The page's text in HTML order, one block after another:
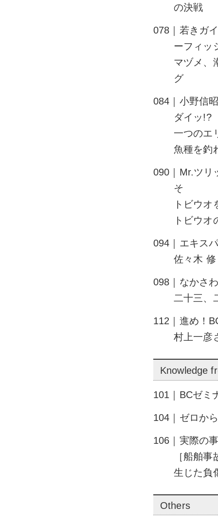
の決戦
078｜若きガ
ーフィッ
マヅメ、
グ
084｜小野信
ダイッ!?
一つのエ
魚種を釣
090｜Mr.ツリ
そ
トビウオ
トビウオ
094｜エキス
佐々木
098｜なかさ
二十三、
112｜進め！
村上一彦
Knowledge
101｜BCゼミ
104｜ゼロか
106｜実際の
［船舶
生じた負
Others